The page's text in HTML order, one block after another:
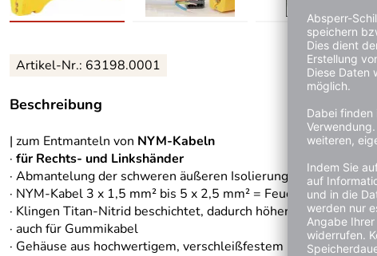
Artikel-Nr.: 63198.0001
Beschreibung
| zum Entmanteln von NYM-Kabeln
· für Rechts- und Linkshänder
· Abmantelung der schweren äußeren Isolierung und
· NYM-Kabel 3 x 1,5 mm² bis 5 x 2,5 mm² = Feuchtraumkabel
· Klingen Titan-Nitrid beschichtet, dadurch höhere
· auch für Gummikabel
· Gehäuse aus hochwertigem, verschleißfestem Polyamid